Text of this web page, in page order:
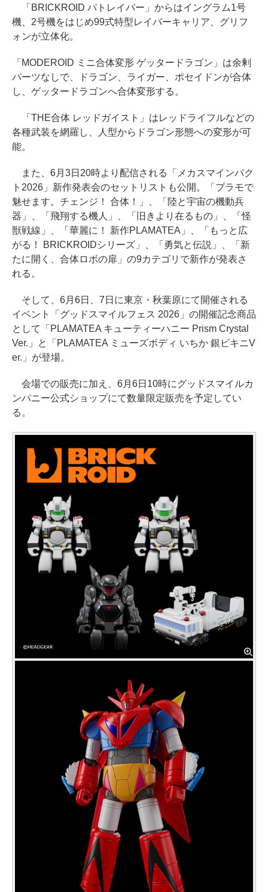
「BRICKROID パトレイバー」からはイングラム1号
機、2号機をはじめ99式特型レイバーキャリア、グリフ
ォンが立体化。
「MODEROID ミニ合体変形 ゲッタードラゴン」は余剰
パーツなしで、ドラゴン、ライガー、ポセイドンが合体
し、ゲッタードラゴンへ合体変形する。
「THE合体 レッドガイスト」はレッドライフルなどの
各種武装を網羅し、人型からドラゴン形態への変形が可
能。
また、6月3日20時より配信される「メカスマインパク
ト2026」新作発表会のセットリストも公開。「プラモで
魅せます。チェンジ！ 合体！」、「陸と宇宙の機動兵
器」、「飛翔する機人」、「旧きより在るもの」、「怪
獣戦線」、「華麗に！ 新作PLAMATEA」、「もっと広
がる！ BRICKROIDシリーズ」、「勇気と伝説」、「新
たに開く、合体ロボの扉」の9カテゴリで新作が発表さ
れる。
そして、6月6日、7日に東京・秋葉原にて開催される
イベント「グッドスマイルフェス 2026」の開催記念商品
として「PLAMATEA キューティーハニー Prism Crystal
Ver.」と「PLAMATEA ミューズボディ いちか 銀ビキニV
er.」が登場。
会場での販売に加え、6月6日10時にグッドスマイルカ
ンパニー公式ショップにて数量限定販売を予定してい
る。